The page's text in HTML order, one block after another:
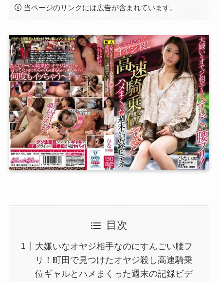
当ページのリンクには広告が含まれています。
目次
大嫌いなオヤジ相手なのにすんごい腰フ
リ！町田で見つけたオヤジ殺し高速騎乗
位ギャルとハメまくった週末の記録ビデ